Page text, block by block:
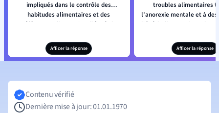
impliqués dans le contrôle des
habitudes alimentaires et des
préférences alimentaires liées à des
Afficer la réponse
troubles alimentaires
l'anorexie mentale et à
Afficer la réponse
Contenu vérifié
Dernière mise à jour: 01.01.1970